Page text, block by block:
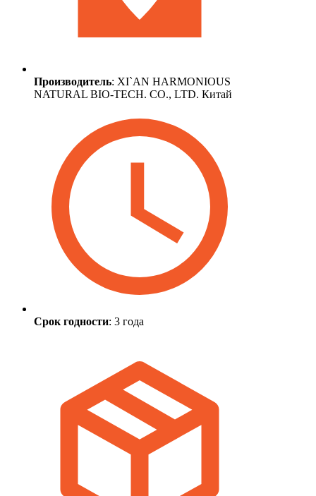
Производитель: XI`AN HARMONIOUS
NATURAL BIO-TECH. CO., LTD. Китай
Срок годности: 3 года